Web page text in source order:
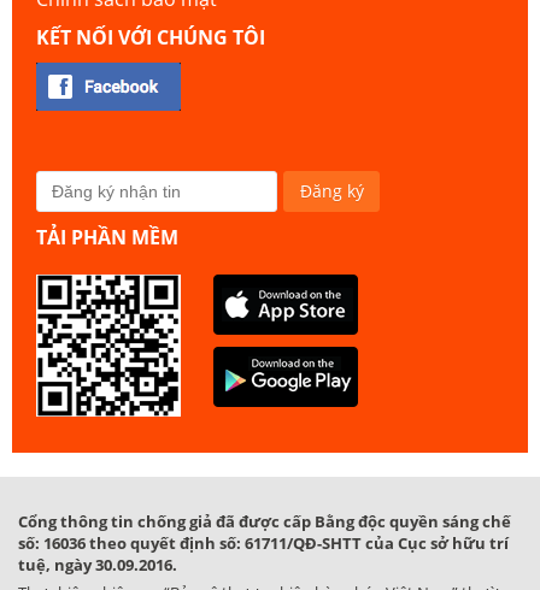
KẾT NỐI VỚI CHÚNG TÔI
TẢI PHẦN MỀM
Cổng thông tin chống giả đã được cấp Bằng độc quyền sáng chế
số: 16036 theo quyết định số: 61711/QĐ-SHTT của Cục sở hữu trí
tuệ, ngày 30.09.2016.